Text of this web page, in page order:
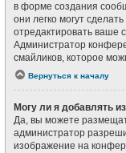
в форме создания
они легко могут
отредактировать ваше
Администратор
смайликов, которое
Вернуться к началу
Могу ли я добавлять
Да, вы можете
администратор
изображение на